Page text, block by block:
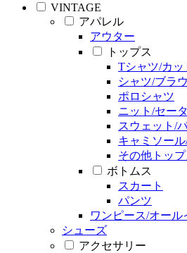
VINTAGE
アパレル
アウター
トップス
Tシャツ/カッ
シャツ/ブラ
ポロシャツ
ニット/セー
スウェット/
キャミソー
その他トップ
ボトムス
スカート
パンツ
ワンピース/オール
シューズ
アクセサリー